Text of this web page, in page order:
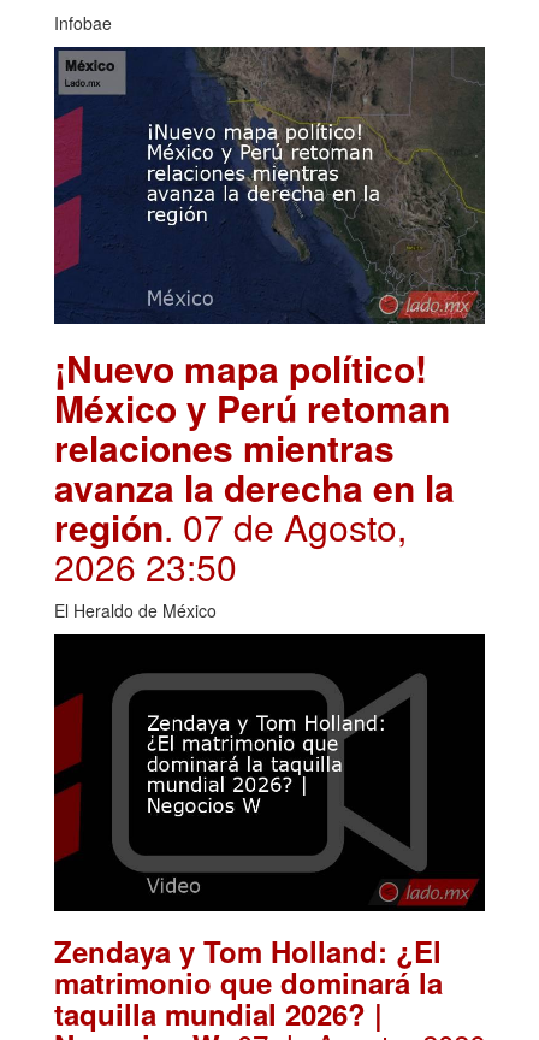
Infobae
¡Nuevo mapa político!
México y Perú retoman
relaciones mientras
avanza la derecha en la
región. 07 de Agosto,
2026 23:50
El Heraldo de México
Zendaya y Tom Holland: ¿El
matrimonio que dominará la
taquilla mundial 2026? |